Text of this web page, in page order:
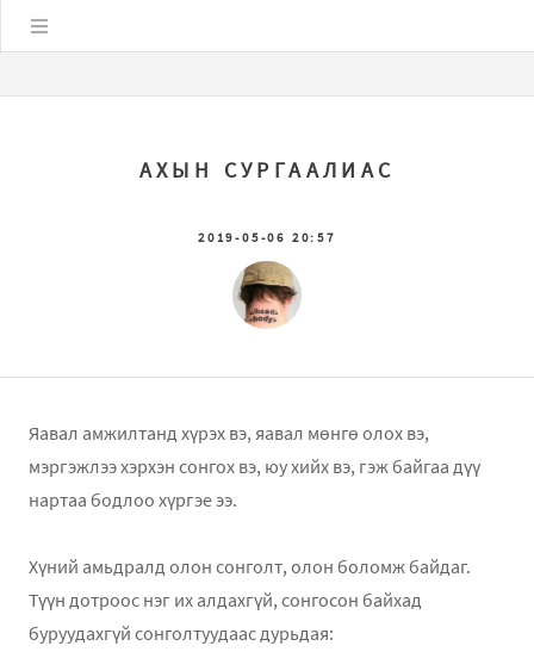
АХЫН СУРГААЛИАС
2019-05-06 20:57
Яавал амжилтанд хүрэх вэ, яавал мѳнгѳ олох вэ,
мэргэжлээ хэрхэн сонгох вэ, юу хийх вэ, гэж байгаа дүү
нартаа бодлоо хүргэе ээ.
Хүний амьдралд олон сонголт, олон боломж байдаг.
Түүн дотроос нэг их алдахгүй, сонгосон байхад
буруудахгүй сонголтуудаас дурьдая: